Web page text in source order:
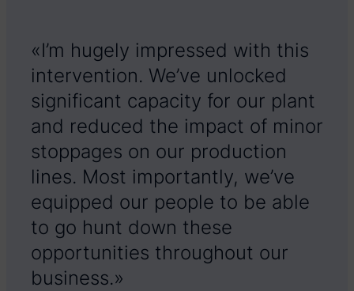
«I’m hugely impressed with this
intervention. We’ve unlocked
significant capacity for our plant
and reduced the impact of minor
stoppages on our production
lines. Most importantly, we’ve
equipped our people to be able
to go hunt down these
opportunities throughout our
business.»